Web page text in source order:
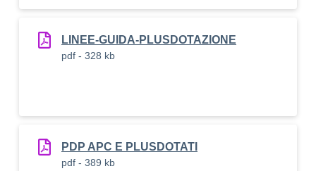
LINEE-GUIDA-PLUSDOTAZIONE
pdf - 328 kb
PDP APC E PLUSDOTATI
pdf - 389 kb